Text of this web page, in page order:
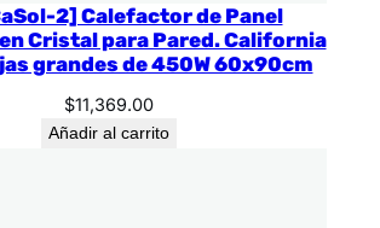
2] Calefactor de Panel
Cristal para Pared. California
grandes de 450W 60x90cm
$11,369.00
Añadir al carrito